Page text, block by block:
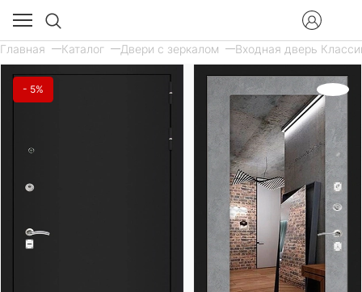
Главная Каталог Двери с зеркалом Входная дверь
- 5%